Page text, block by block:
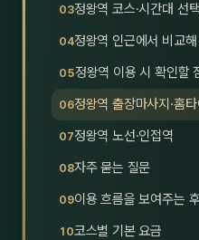
정왕역 코스·시간대 선
정왕역 인근에서 비교
정왕역 이용 시 확인할
정왕역 출장마사지·홈
정왕역 노선·인접역
자주 묻는 질문
이용 흐름을 보여주는
코스별 기본 요금